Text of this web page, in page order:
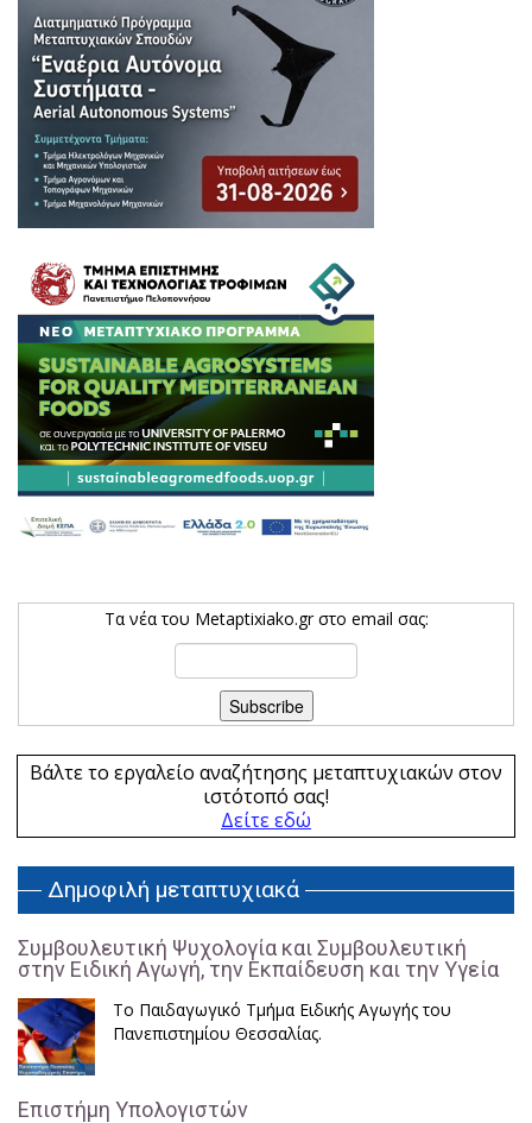
Τα νέα του Metaptixiako.gr στο email σας:
Βάλτε το εργαλείο αναζήτησης μεταπτυχιακών στον
ιστότοπό σας!
Δείτε εδώ
Δημοφιλή μεταπτυχιακά
Συμβουλευτική Ψυχολογία και Συμβουλευτική
στην Ειδική Αγωγή, την Εκπαίδευση και την Υγεία
Το Παιδαγωγικό Τμήμα Ειδικής Αγωγής του
Πανεπιστημίου Θεσσαλίας.
Επιστήμη Υπολογιστών